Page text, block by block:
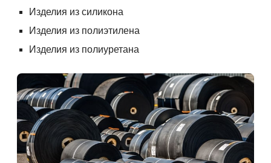
Изделия из силикона
Изделия из полиэтилена
Изделия из полиуретана